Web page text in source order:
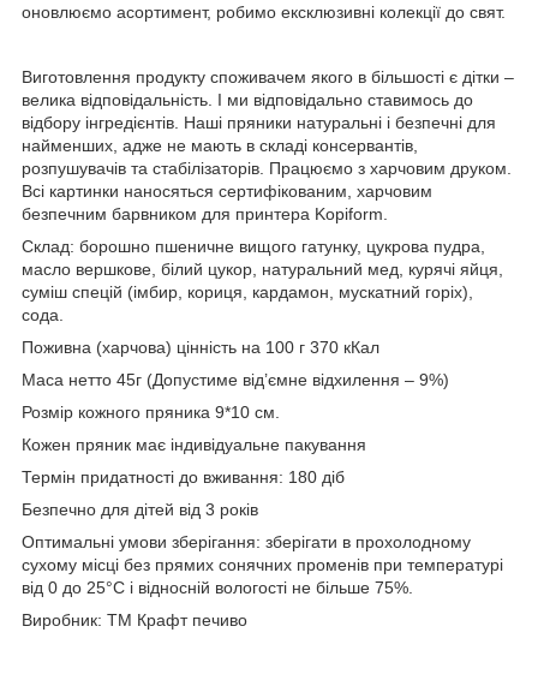
оновлюємо асортимент, робимо ексклюзивні колекції до свят.
Виготовлення продукту споживачем якого в більшості є дітки –
велика відповідальність. І ми відповідально ставимось до
відбору інгредієнтів. Наші пряники натуральні і безпечні для
найменших, адже не мають в складі консервантів,
розпушувачів та стабілізаторів. Працюємо з харчовим друком.
Всі картинки наносяться сертифікованим харчовим
безпечним барвником для принтера Kopiform.
Склад: борошно пшеничне вищого гатунку, цукрова пудра,
масло вершкове, білий цукор, натуральний мед, курячі яйця,
суміш спецій (імбир, кориця, кардамон, мускатний горіх),
сода.
Поживна (харчова) цінність на 100 г 370 кКал
Маса нетто 45г (Допустиме від’ємне відхилення – 9%)
Розмір кожного пряника 9*10 см.
Кожен пряник має індивідуальне пакування
Термін придатності до вживання: 180 діб
Безпечно для дітей від 3 років
Оптимальні умови зберігання: зберігати в прохолодному
сухому місці без прямих сонячних променів при температурі
від 0 до 25°С і відносній вологості не більше 75%.
Виробник: ТМ Крафт печиво